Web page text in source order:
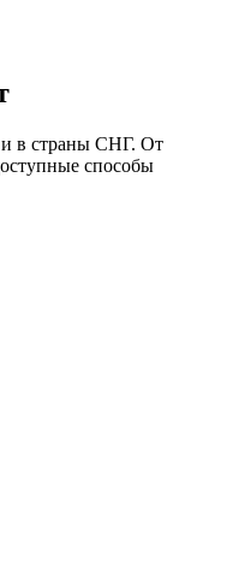
и в страны СНГ. От
способы